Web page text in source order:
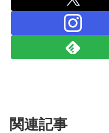
関連記事